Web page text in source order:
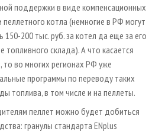
поддержки в виде компенсационных
котла (немногие в РФ могут
150-200 тыс. руб. за котел да еще за его
топливного склада). А что касается
во многих регионах РФ уже
программы по переводу таких
топлива, в том числе и на пеллеты.
пеллет можно будет добиться
гранулы стандарта ENplus